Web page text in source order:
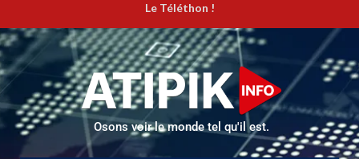
Le Téléthon !
Osons voir le monde tel qu'il est.